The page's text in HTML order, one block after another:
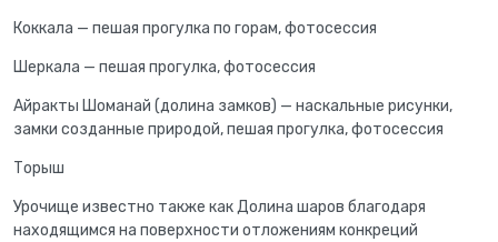
Коккала — пешая прогулка по горам, фотосессия
Шеркала — пешая прогулка, фотосессия
Айракты Шоманай (долина замков) — наскальные рисунки,
замки созданные природой, пешая прогулка, фотосессия
Торыш
Урочище известно также как Долина шаров благодаря
находящимся на поверхности отложениям конкреций